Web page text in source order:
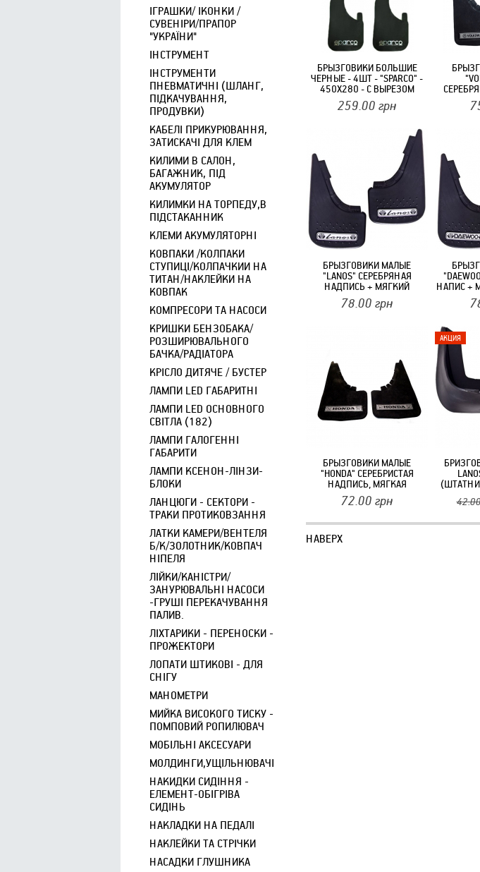
ІГРАШКИ/ ІКОНКИ /
СУВЕНІРИ/ПРАПОР
"УКРАЇНИ"
ІНСТРУМЕНТ
ІНСТРУМЕНТИ
ПНЕВМАТИЧНІ (ШЛАНГ,
ПІДКАЧУВАННЯ,
ПРОДУВКИ)
КАБЕЛІ ПРИКУРЮВАННЯ,
ЗАТИСКАЧІ ДЛЯ КЛЕМ
КИЛИМИ В САЛОН,
БАГАЖНИК, ПІД
АКУМУЛЯТОР
КИЛИМКИ НА ТОРПЕДУ,В
ПІДСТАКАННИК
КЛЕМИ АКУМУЛЯТОРНІ
КОВПАКИ /КОЛПАКИ
СТУПИЦІ/КОЛПАЧКИИ НА
ТИТАН/НАКЛЕЙКИ НА
КОВПАК
КОМПРЕСОРИ ТА НАСОСИ
КРИШКИ БЕНЗОБАКА/
РОЗШИРЮВАЛЬНОГО
БАЧКА/РАДІАТОРА
КРІСЛО ДИТЯЧЕ / БУСТЕР
ЛАМПИ LED ГАБАРИТНІ
ЛАМПИ LED ОСНОВНОГО
СВІТЛА (182)
ЛАМПИ ГАЛОГЕННІ
ГАБАРИТИ
ЛАМПИ КСЕНОН-ЛІНЗИ-
БЛОКИ
ЛАНЦЮГИ - СЕКТОРИ -
ТРАКИ ПРОТИКОВЗАННЯ
ЛАТКИ КАМЕРИ/ВЕНТЕЛЯ
Б/К/ЗОЛОТНИК/КОВПАЧ
НІПЕЛЯ
ЛІЙКИ/КАНІСТРИ/
ЗАНУРЮВАЛЬНІ НАСОСИ
-ГРУШІ ПЕРЕКАЧУВАННЯ
ПАЛИВ.
ЛІХТАРИКИ - ПЕРЕНОСКИ -
ПРОЖЕКТОРИ
ЛОПАТИ ШТИКОВІ - ДЛЯ
СНІГУ
МАНОМЕТРИ
МИЙКА ВИСОКОГО ТИСКУ -
ПОМПОВИЙ РОПИЛЮВАЧ
МОБІЛЬНІ АКСЕСУАРИ
МОЛДИНГИ,УЩІЛЬНЮВАЧІ
НАКИДКИ СИДІННЯ -
ЕЛЕМЕНТ-ОБІГРІВА
СИДІНЬ
НАКЛАДКИ НА ПЕДАЛІ
НАКЛЕЙКИ ТА СТРІЧКИ
НАСАДКИ ГЛУШНИКА
БРЫЗГОВИКИ БОЛЬШИЕ
ЧЕРНЫЕ - 4ШТ - "SPARCO" -
450Х280 - С ВЫРЕЗОМ
(10ШТ/УП) (РЕЗИНО-
ПЛАСТИК)
259.00 грн РЕЗИНА
БРЫЗГОВИКИ МАЛЫЕ
"LANOS" СЕРЕБРЯНАЯ
НАДПИСЬ + МЯГКИЙ
БРЫЗГОВИК С
ВЫДАВЛЕННЫМИ ШИПАМИ
78.00 грн
НАПИС +
БРЫЗГОВИКИ МАЛЫЕ
"HONDA" СЕРЕБРИСТАЯ
НАДПИСЬ, МЯГКАЯ
СТРУКТУРНАЯ РЕЗИНА "MUD-
FLAPS" (2ШТ)
72.00 грн
НАВЕРХ